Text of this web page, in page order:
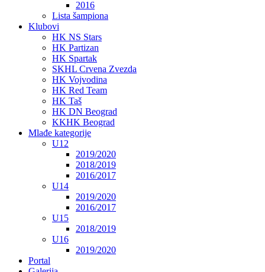
2016
Lista šampiona
Klubovi
HK NS Stars
HK Partizan
HK Spartak
SKHL Crvena Zvezda
HK Vojvodina
HK Red Team
HK Taš
HK DN Beograd
KKHK Beograd
Mlađe kategorije
U12
2019/2020
2018/2019
2016/2017
U14
2019/2020
2016/2017
U15
2018/2019
U16
2019/2020
Portal